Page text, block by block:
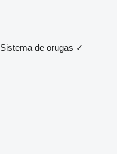
Sistema de orugas ✓